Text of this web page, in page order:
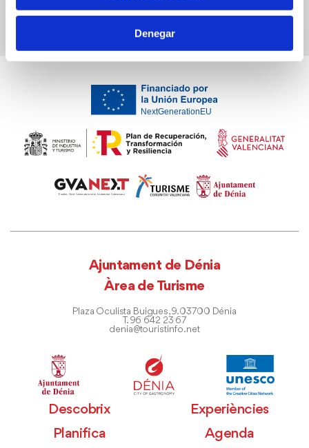
Denegar
Ajuntament de Dénia
Àrea de Turisme
Plaza Oculista Buigues, 9. 03700 Dénia
T. 96 642 23 67
denia@touristinfo.net
Descobrix
Experiències
Planifica
Agenda